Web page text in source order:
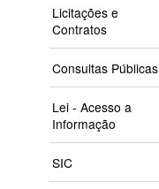
Licitações e
Contratos
Consultas Públicas
Lei - Acesso a
Informação
SIC